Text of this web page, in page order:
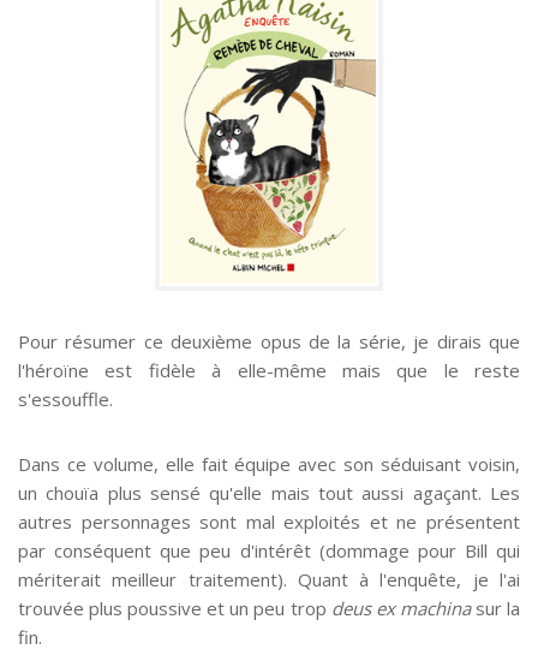
Pour résumer ce deuxième opus de la série, je dirais que
l'héroïne est fidèle à elle-même mais que le reste
s'essouffle.
Dans ce volume, elle fait équipe avec son séduisant voisin,
un chouïa plus sensé qu'elle mais tout aussi agaçant. Les
autres personnages sont mal exploités et ne présentent
par conséquent que peu d'intérêt (dommage pour Bill qui
mériterait meilleur traitement). Quant à l'enquête, je l'ai
trouvée plus poussive et un peu trop deus ex machinasur la
fin.